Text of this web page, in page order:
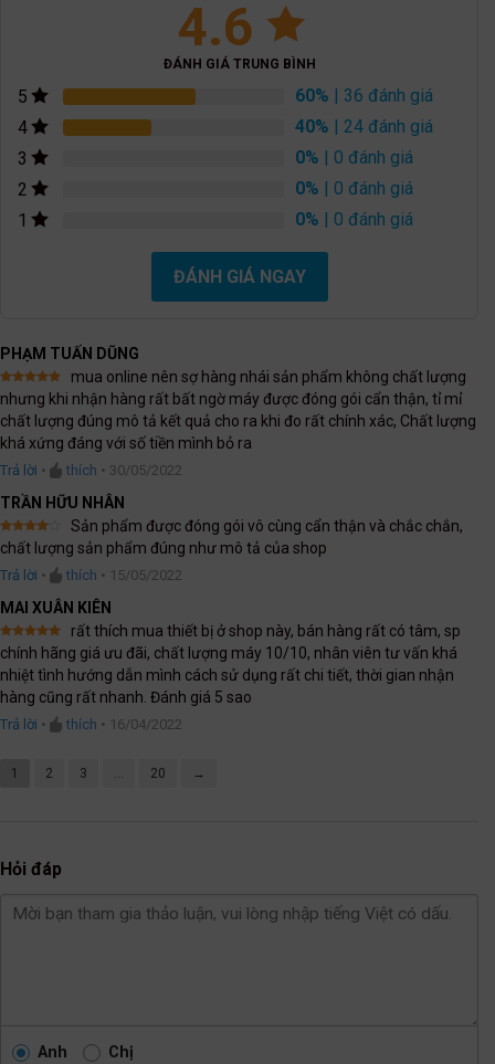
4.6
ĐÁNH GIÁ TRUNG BÌNH
5 60% | 36 đánh giá
4
40% | 24 đánh giá
3
0% | 0 đánh giá
2
0% | 0 đánh giá
1
0% | 0 đánh giá
ĐÁNH GIÁ NGAY
PHẠM TUẤN DŨNG
Được xếp
hạng 55
sao
mua online nên sợ hàng nhái sản phẩm không chất lượng
nhưng khi nhận hàng rất bất ngờ máy được đóng gói cẩn thận, tỉ mỉ
chất lượng đúng mô tả kết quả cho ra khi đo rất chính xác, Chất lượng
khá xứng đáng với số tiền mình bỏ ra
Trả lời • thích • 30/05/2022
TRẦN HỮU NHÂN
Được
xếp
hạng 4
5 sao
Sản phẩm được đóng gói vô cùng cẩn thận và chắc chắn,
chất lượng sản phẩm đúng như mô tả của shop
Trả lời • thích • 15/05/2022
MAI XUÂN KIÊN
Được xếp
hạng 5 5
sao
rất thích mua thiết bị ở shop này, bán hàng rất có tâm, sp
chính hãng giá ưu đãi, chất lượng máy 10/10, nhân viên tư vấn khá
nhiệt tình hướng dẫn mình cách sử dụng rất chi tiết, thời gian nhận
hàng cũng rất nhanh. Đánh giá 5 sao
Trả lời • thích • 16/04/2022
1 2 3 20 →
Hỏi đáp
Anh Chị